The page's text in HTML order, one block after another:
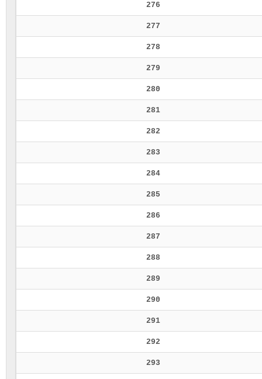
276
277
278
279
280
281
282
283
284
285
286
287
288
289
290
291
292
293